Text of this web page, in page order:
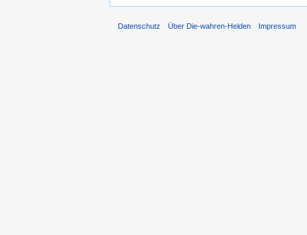
Datenschutz Über Die-wahren-Helden Impressum